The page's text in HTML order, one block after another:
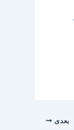
بعدی